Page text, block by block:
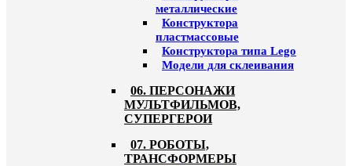
металлические
Конструктора
пластмассовые
Конструктора типа Lego
Модели для склеивания
06. ПЕРСОНАЖИ
МУЛЬТФИЛЬМОВ,
СУПЕРГЕРОИ
07. РОБОТЫ,
ТРАНСФОРМЕРЫ